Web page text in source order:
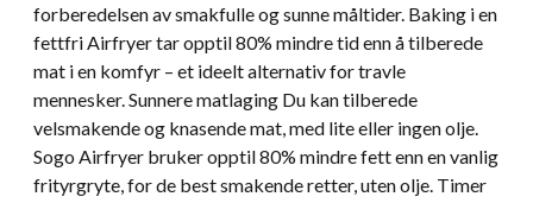
forberedelsen av smakfulle og sunne måltider. Baking i en
fettfri Airfryer tar opptil 80% mindre tid enn å tilberede
mat i en komfyr – et ideelt alternativ for travle
mennesker. Sunnere matlaging Du kan tilberede
velsmakende og knasende mat, med lite eller ingen olje.
Sogo Airfryer bruker opptil 80% mindre fett enn en vanlig
frityrgryte, for de best smakende retter, uten olje. Timer